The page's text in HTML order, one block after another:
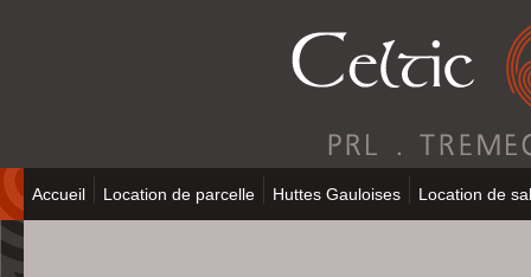
Accueil Location de parcelle Huttes Gauloises Location de